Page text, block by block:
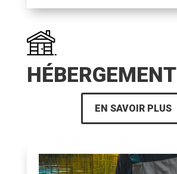
HÉBERGEMENT
EN SAVOIR PLUS